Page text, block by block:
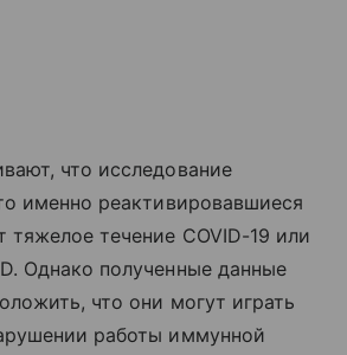
что исследование
именно реактивировавшиеся
течение COVID-19 или
Однако полученные данные
что они могут играть
работы иммунной